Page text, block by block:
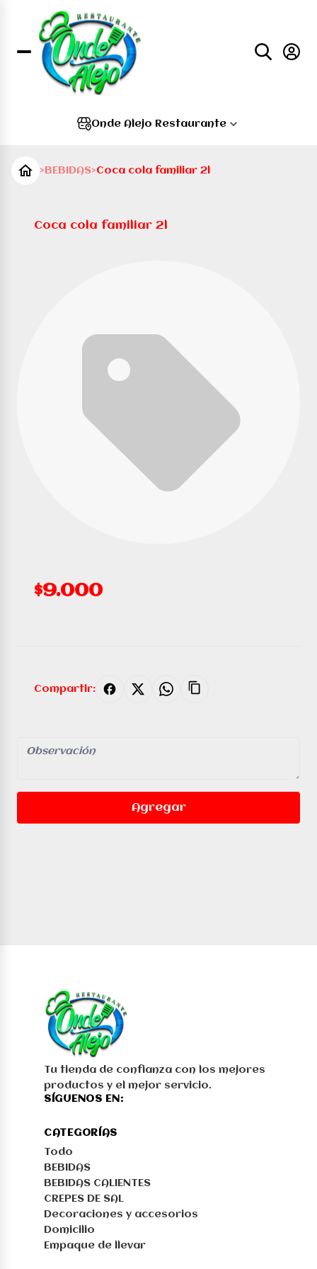
Onde Alejo Restaurante
> BEBIDAS>Coca cola familiar 2l
Coca cola familiar 2l
$9.000
Compartir:
Agregar
Tu tienda de confianza con los mejores
productos y el mejor servicio.
SÍGUENOS EN:
CATEGORÍAS
Todo
BEBIDAS
BEBIDAS CALIENTES
CREPES DE SAL
Decoraciones y accesorios
Domicilio
Empaque de llevar